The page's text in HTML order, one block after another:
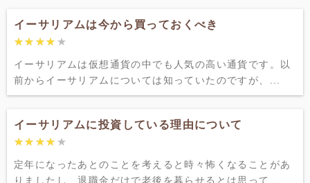
イーサリアムは今から買っておくべき
★★★★★
★★★★★
イーサリアムは仮想通貨の中でも人気の高い通貨です。以
前からイーサリアムについては知っていたのですが、...
イーサリアムに投資している理由について
★★★★★
★★★★★
定年になったあとのことを考えると時々怖くなることがあ
りましたし、退職金だけで老後を暮らせるとは思って...